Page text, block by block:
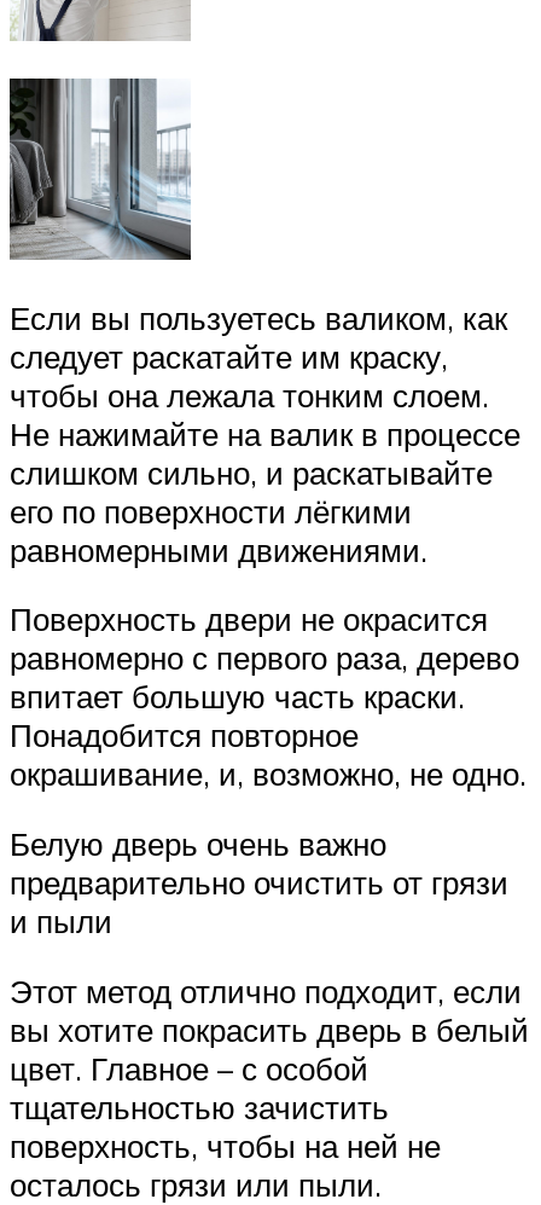
Если вы пользуетесь валиком, как
следует раскатайте им краску,
чтобы она лежала тонким слоем.
Не нажимайте на валик в процессе
слишком сильно, и раскатывайте
его по поверхности лёгкими
равномерными движениями.
Поверхность двери не окрасится
равномерно с первого раза, дерево
впитает большую часть краски.
Понадобится повторное
окрашивание, и, возможно, не одно.
Белую дверь очень важно
предварительно очистить от грязи
и пыли
Этот метод отлично подходит, если
вы хотите покрасить дверь в белый
цвет. Главное – с особой
тщательностью зачистить
поверхность, чтобы на ней не
осталось грязи или пыли.